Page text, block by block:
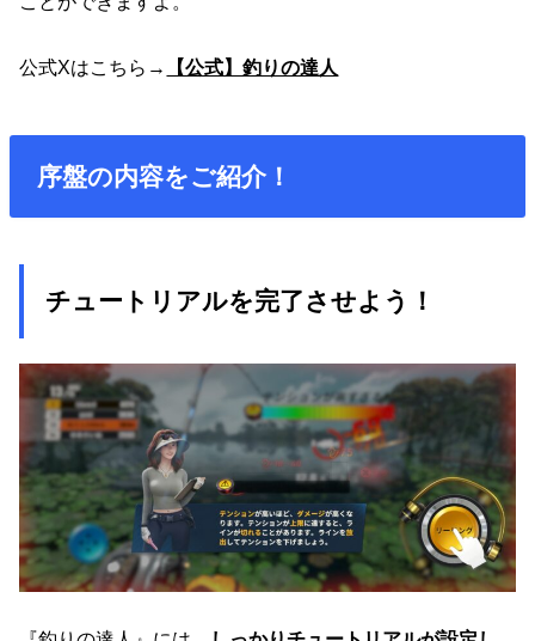
公式Xはこちら→ 【公式】釣りの達人
序盤の内容をご紹介！
チュートリアルを完了させよう！